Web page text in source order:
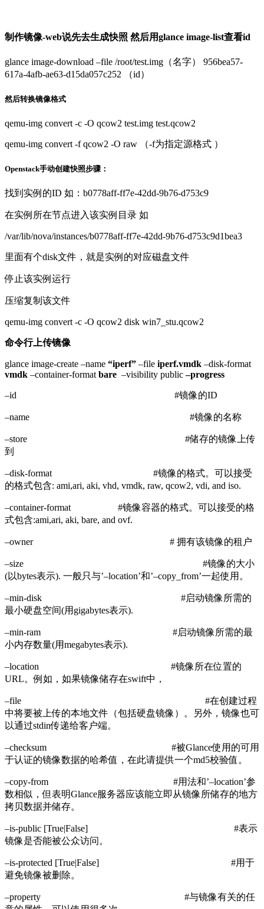
制作镜像-web说先去生成快照 然后用glance image-list查看id
glance image-download –file /root/test.img（名字） 956bea57-
617a-4afb-ae63-d15da057c252 （id）
然后转换镜像格式
qemu-img convert -c -O qcow2 test.img test.qcow2
qemu-img convert -f qcow2 -O raw （-f为指定源格式 ）
Openstack手动创建快照步骤：
找到实例的ID 如：b0778aff-ff7e-42dd-9b76-d753c9
在实例所在节点进入该实例目录 如
/var/lib/nova/instances/b0778aff-ff7e-42dd-9b76-d753c9d1bea3
里面有个disk文件，就是实例的对应磁盘文件
停止该实例运行
压缩复制该文件
qemu-img convert -c -O qcow2 disk win7_stu.qcow2
命令行上传镜像
glance image-create –name “iperf” –file iperf.vmdk –disk-format
vmdk –container-format bare –visibility public–progress
–id #镜像的ID
–name #镜像的名称
–store #储存的镜像上传
到
–disk-format #镜像的格式。可以接受
的格式包含: ami,ari, aki, vhd, vmdk, raw, qcow2, vdi, and iso.
–container-format #镜像容器的格式。可以接受的格
式包含:ami,ari, aki, bare, and ovf.
–owner # 拥有该镜像的租户
–size #镜像的大小
(以bytes表示). 一般只与’–location’和’–copy_from’一起使用。
–min-disk #启动镜像所需的
最小硬盘空间(用gigabytes表示).
–min-ram #启动镜像所需的最
小内存数量(用megabytes表示).
–location #镜像所在位置的
URL。例如，如果镜像储存在swift中，
–file #在创建过程
中将要被上传的本地文件（包括硬盘镜像）。另外，镜像也可
以通过stdin传递给客户端。
–checksum #被Glance使用的可用
于认证的镜像数据的哈希值，在此请提供一个md5校验值。
–copy-from #用法和’–location’参
数相似，但表明Glance服务器应该能立即从镜像所储存的地方
拷贝数据并储存。
–is-public [True|False] #表示
镜像是否能被公众访问。
–is-protected [True|False] #用于
避免镜像被删除。
–property #与镜像有关的任